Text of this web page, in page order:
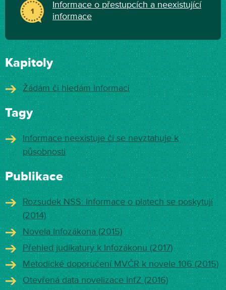
1
Informace o přestupcích a neexistující
informace
Kapitoly
Žádám či hledám informaci
Tagy
Informace neexistuje či se nevztahuje k
působnosti
Publikace
Rozsudek NSS: Informace o platech se poskytují
(2014)
Novela Infozákona (2015)
Přehled judikatury k Infozákonu (2017)
Metodické doporučení MVČR k novele 106 (2015)
Otevřená data novelizace InfZ (2016)